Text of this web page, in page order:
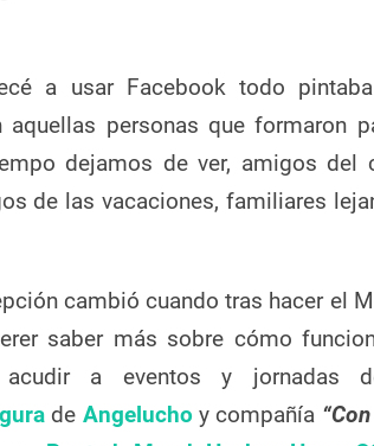
a usar Facebook todo
aquellas personas que formaron
dejamos de ver, amigos del
de las vacaciones, familiares
cambió cuando tras hacer el
saber más sobre cómo
a eventos y jornadas
de Angelucho y compañía